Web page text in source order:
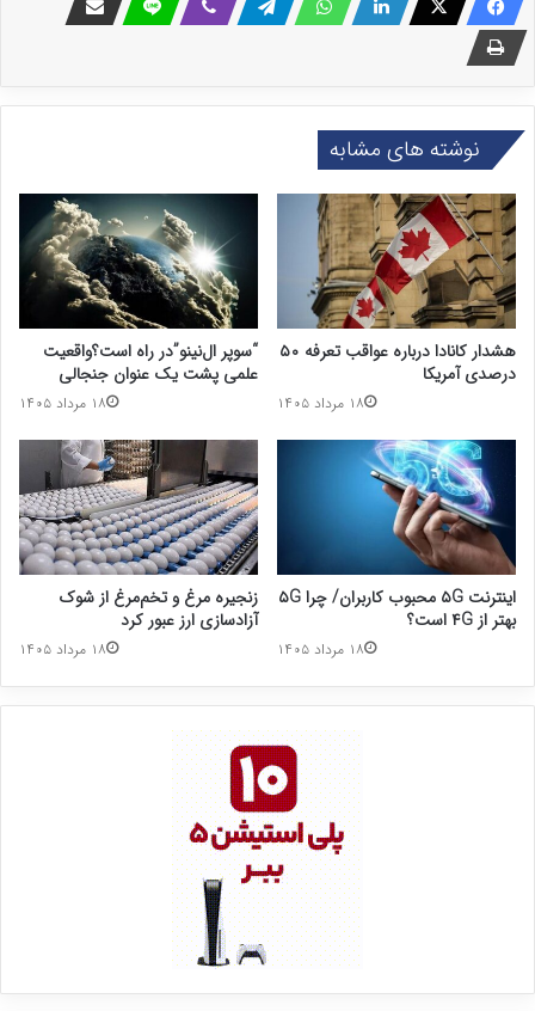
نوشته های مشابه
“سوپر ال‌نینو”در راه است؟واقعیت
علمی پشت یک عنوان جنجالی
۱۸ مرداد ۱۴۰۵
هشدار کانادا درباره عواقب تعرفه ۵۰
درصدی آمریکا
۱۸ مرداد ۱۴۰۵
زنجیره مرغ و تخم‌مرغ از شوک
آزادسازی ارز عبور کرد
۱۸ مرداد ۱۴۰۵
اینترنت ۵G محبوب کاربران/ چرا ۵G
بهتر از ۴G است؟
۱۸ مرداد ۱۴۰۵